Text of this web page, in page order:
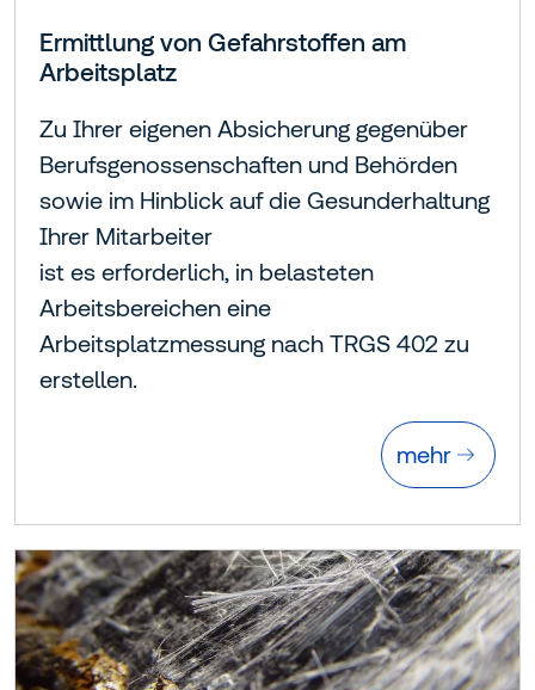
Ermittlung von Gefahrstoffen am
Arbeitsplatz
Zu Ihrer eigenen Absicherung gegenüber
Berufsgenossenschaften und Behörden
sowie im Hinblick auf die Gesunderhaltung
Ihrer Mitarbeiter
ist es erforderlich, in belasteten
Arbeitsbereichen eine
Arbeitsplatzmessung nach TRGS 402 zu
erstellen.
mehr